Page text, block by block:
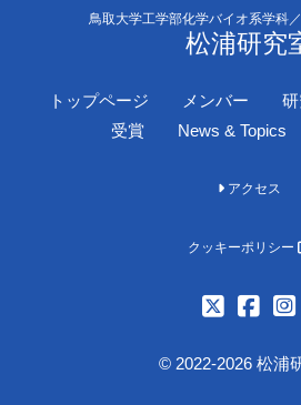
鳥取大学工学部化学バイオ系学科
松浦研究
トップページ メンバー
受賞
News & Topics
アクセス
クッキーポリシー
© 2022-2026 松浦